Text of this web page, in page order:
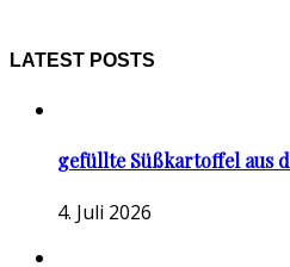
LATEST POSTS
gefüllte Süßkartoffel aus
4. Juli 2026